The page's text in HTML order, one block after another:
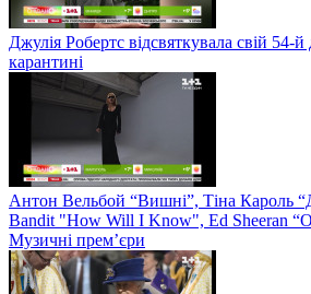
Джулія Робертс відсвяткувала свій 54-
карантині
Антон Вельбой “Вишні”, Тіна Кароль
Bandit "How Will I Know", Ed Sheeran
Музичні прем’єри